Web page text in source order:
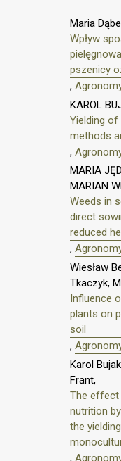
Maria
Wpływ
pszenicy
,
KAROL
Yielding of
methods
,
MARIA
MARIAN
Weeds in
direct
reduced
,
Wiesław
Tkaczyk,
Influence
plants on
soil
,
Karol
Frant,
The effect
nutrition
the
,